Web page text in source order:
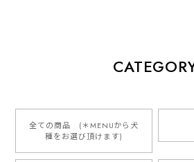
2026/01/16
とっても可愛くて、わんちゃんの
りやすくて最高です！ ありがとう
ご縁がありましたら、またよろし
全ての商品 (＊MENUから犬
種をお選び頂けます)